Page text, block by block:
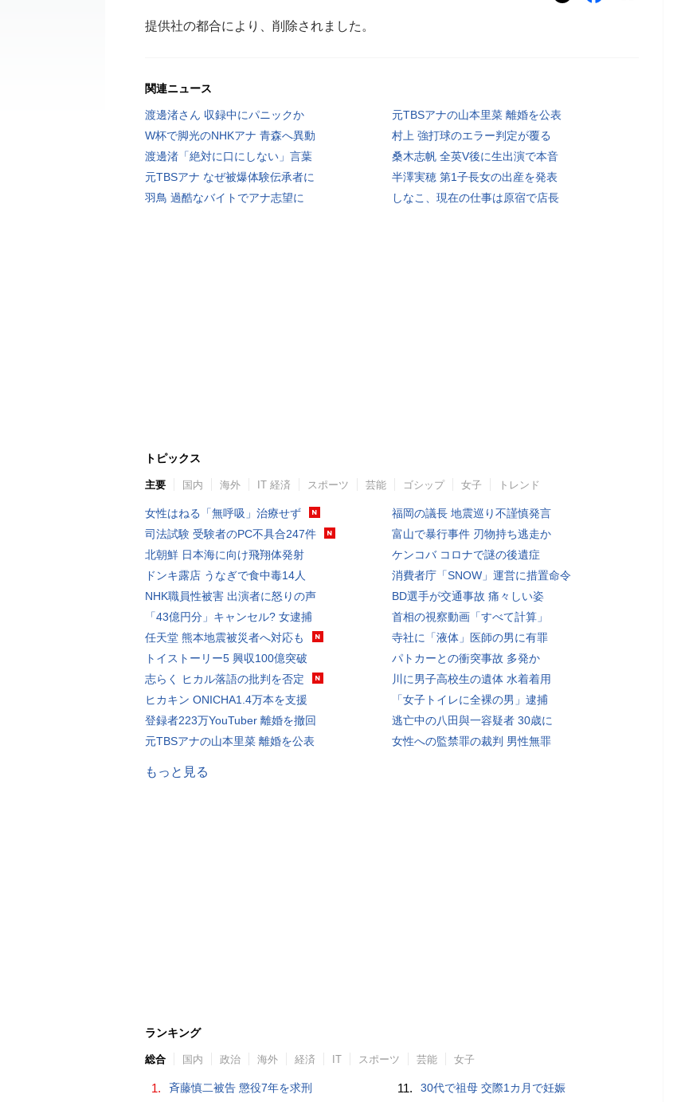
提供社の都合により、削除されました。
関連ニュース
渡邊渚さん 収録中にパニックか
元TBSアナの山本里菜 離婚を公表
W杯で脚光のNHKアナ 青森へ異動
村上 強打球のエラー判定が覆る
渡邊渚「絶対に口にしない」言葉
桑木志帆 全英V後に生出演で本音
元TBSアナ なぜ被爆体験伝承者に
半澤実穂 第1子長女の出産を発表
羽鳥 過酷なバイトでアナ志望に
しなこ、現在の仕事は原宿で店長
トピックス
主要 国内 海外 IT 経済 スポーツ 芸能 ゴシップ 女子 トレンド
女性はねる「無呼吸」治療せず
司法試験 受験者のPC不具合247件
北朝鮮 日本海に向け飛翔体発射
ドンキ露店 うなぎで食中毒14人
NHK職員性被害 出演者に怒りの声
「43億円分」キャンセル? 女逮捕
任天堂 熊本地震被災者へ対応も
トイストーリー5 興収100億突破
志らく ヒカル落語の批判を否定
ヒカキン ONICHA1.4万本を支援
登録者223万YouTuber 離婚を撤回
元TBSアナの山本里菜 離婚を公表
福岡の議長 地震巡り不謹慎発言
富山で暴行事件 刃物持ち逃走か
ケンコバ コロナで謎の後遺症
消費者庁「SNOW」運営に措置命令
BD選手が交通事故 痛々しい姿
首相の視察動画「すべて計算」
寺社に「液体」医師の男に有罪
パトカーとの衝突事故 多発か
川に男子高校生の遺体 水着着用
「女子トイレに全裸の男」逮捕
逃亡中の八田與一容疑者 30歳に
女性への監禁罪の裁判 男性無罪
もっと見る
ランキング
総合 国内 政治 海外 経済 IT スポーツ 芸能 女子
1. 斉藤慎二被告 懲役7年を求刑 11. 30代で祖母 交際1カ月で妊娠